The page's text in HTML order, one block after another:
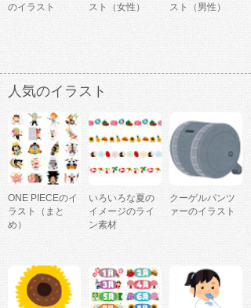
のイラスト
スト（女性）
スト（男性）
人気のイラスト
ONE PIECEのイ
ラスト（まと
め）
いろいろな夏の
イメージのライ
ン素材
クーゲルパンツ
ァーのイラスト